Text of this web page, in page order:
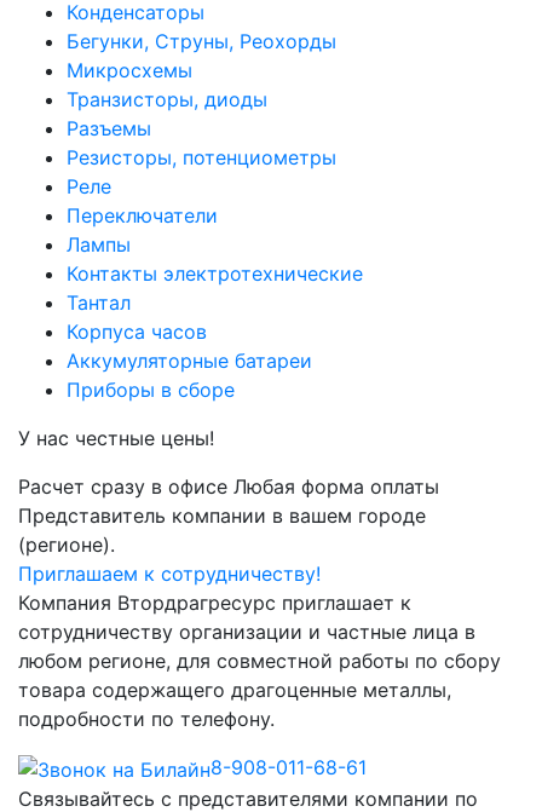
Конденсаторы
Бегунки, Струны, Реохорды
Микросхемы
Транзисторы, диоды
Разъемы
Резисторы, потенциометры
Реле
Переключатели
Лампы
Контакты электротехнические
Тантал
Корпуса часов
Аккумуляторные батареи
Приборы в сборе
У нас честные цены!
Расчет сразу в офисе Любая форма оплаты
Представитель компании в вашем городе
(регионе).
Приглашаем к сотрудничеству!
Компания Втордрагресурс приглашает к
сотрудничеству организации и частные лица в
любом регионе, для совместной работы по сбору
товара содержащего драгоценные металлы,
подробности по телефону.
8-908-011-68-61
Связывайтесь с представителями компании по